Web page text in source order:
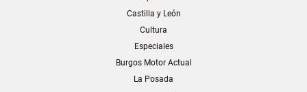
Castilla y León
Cultura
Especiales
Burgos Motor Actual
La Posada